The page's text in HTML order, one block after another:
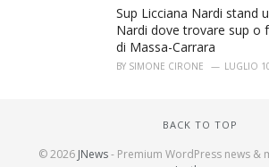
Sup Licciana Nardi stand
Nardi dove trovare sup o
di Massa-Carrara
BY SIMONE CIRONE LUGLIO
BACK TO TOP
© 2026 JNews- Premium WordPress news &